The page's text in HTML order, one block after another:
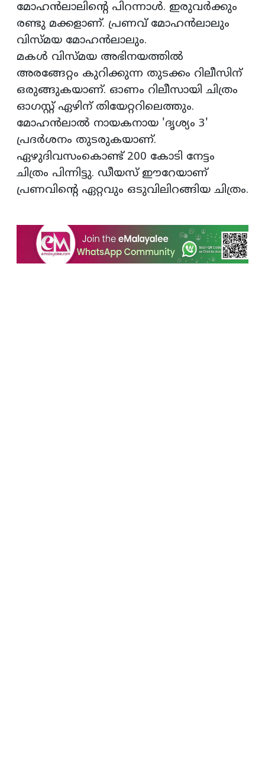
മോഹന്‍ലാലിന്റെ പിറന്നാള്‍. ഇരുവര്‍ക്കും
രണ്ടു മക്കളാണ്. പ്രണവ് മോഹന്‍ലാലും
വിസ്മയ മോഹന്‍ലാലും.
മകള്‍ വിസ്മയ അഭിനയത്തില്‍
അരങ്ങേറ്റം കുറിക്കുന്ന തുടക്കം റിലീസിന്
ഒരുങ്ങുകയാണ്. ഓണം റിലീസായി ചിത്രം
ഓഗസ്റ്റ് ഏഴിന് തിയേറ്ററിലെത്തും.
മോഹന്‍ലാല്‍ നായകനായ 'ദൃശ്യം 3'
പ്രദര്‍ശനം തുടരുകയാണ്.
ഏഴുദിവസംകൊണ്ട് 200 കോടി നേട്ടം
ചിത്രം പിന്നിട്ടു. ഡീയസ് ഈറേയാണ്
പ്രണവിന്റെ ഏറ്റവും ഒടുവിലിറങ്ങിയ ചിത്രം.